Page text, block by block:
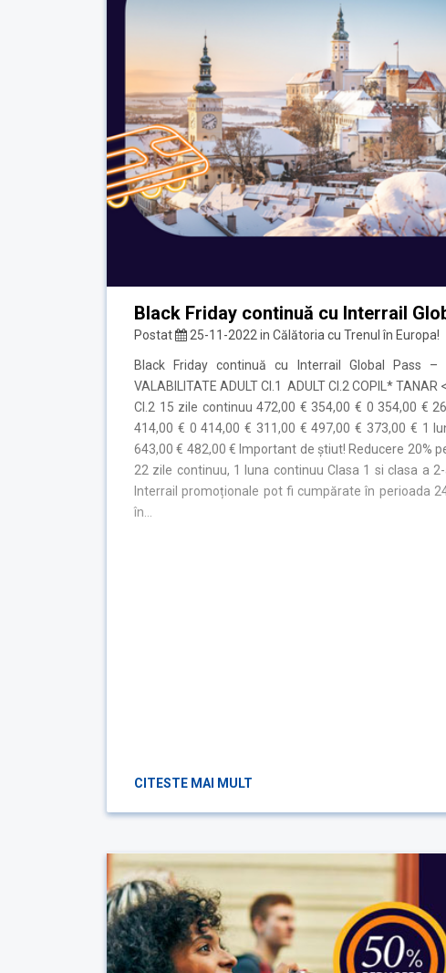
Black Friday continuă cu Interrail
Postat 25-11-2022in Călătoria cu Trenul în Europa!
Black Friday continuă cu Interrail Global Pass –
VALABILITATE ADULT Cl.1 ADULT Cl.2 COPIL* TANAR
Cl.2 15 zile continuu 472,00 € 354,00 € 0 354,00 €
414,00 € 0 414,00 € 311,00 € 497,00 € 373,00 € 1
643,00 € 482,00 € Important de știut! Reducere 20%
22 zile continuu, 1 luna continuu Clasa 1 si clasa a
Interrail promoționale pot fi cumpărate în perioada
în…
CITESTE MAI MULT